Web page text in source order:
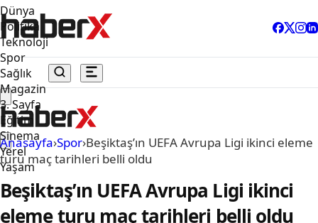
Dünya
Politika
Teknoloji
Spor
Sağlık
Magazin
3. Sayfa
Eğitim
Sinema
Yerel
Yaşam
Anasayfa›Spor›Beşiktaş’ın UEFA Avrupa Ligi ikinci eleme
turu maç tarihleri belli oldu
Beşiktaş’ın UEFA Avrupa Ligi ikinci
eleme turu maç tarihleri belli oldu